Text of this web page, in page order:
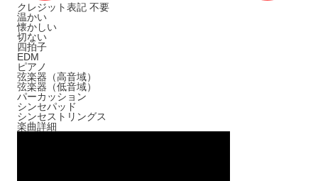
クレジット表記 不要
温かい
懐かしい
切ない
四拍子
EDM
ピアノ
弦楽器（高音域）
弦楽器（低音域）
パーカッション
シンセパッド
シンセストリングス
楽曲詳細